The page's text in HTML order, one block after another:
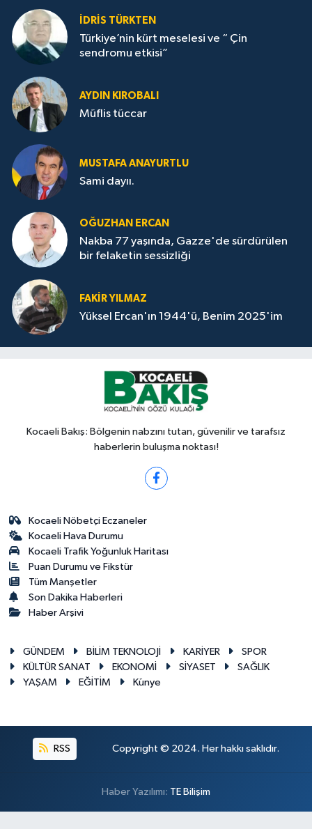
İDRİS TÜRKTEN
Türkiye’nin kürt meselesi ve “ Çin
sendromu etkisi”
AYDIN KIROBALI
Müflis tüccar
MUSTAFA ANAYURTLU
Sami dayıı.
OĞUZHAN ERCAN
Nakba 77 yaşında, Gazze'de sürdürülen
bir felaketin sessizliği
FAKİR YILMAZ
Yüksel Ercan'ın 1944'ü, Benim 2025'im
Kocaeli Bakış: Bölgenin nabzını tutan, güvenilir ve tarafsız
haberlerin buluşma noktası!
Kocaeli Nöbetçi Eczaneler
Kocaeli Hava Durumu
Kocaeli Trafik Yoğunluk Haritası
Puan Durumu ve Fikstür
Tüm Manşetler
Son Dakika Haberleri
Haber Arşivi
GÜNDEM BİLİM TEKNOLOJİ KARİYER
SPOR
KÜLTÜR SANAT
EKONOMİ SİYASET
SAĞLIK
YAŞAM
EĞİTİM Künye
RSS Copyright © 2024. Her hakkı saklıdır.
Haber Yazılımı: TE Bilişim